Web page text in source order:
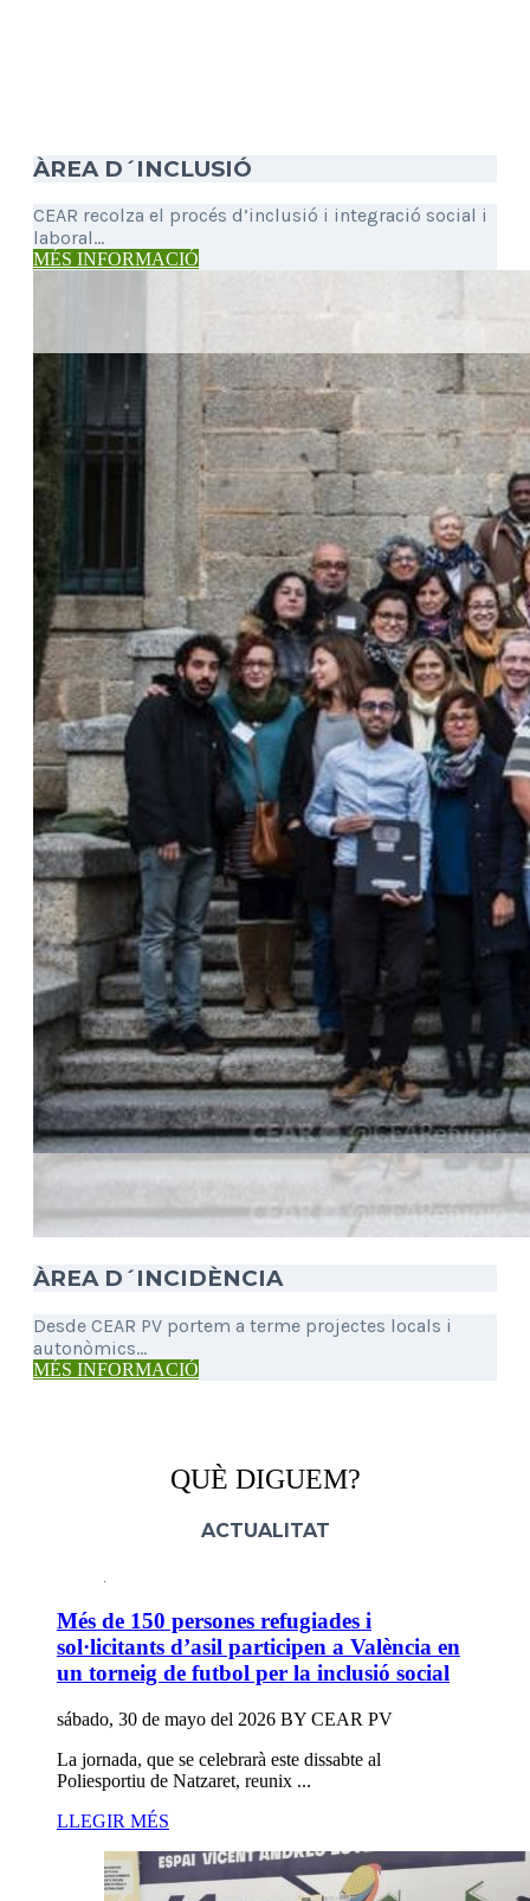
ÀREA D´INCLUSIÓ
CEAR recolza el procés d’inclusió i integració social i
laboral...
MÉS INFORMACIÓ
ÀREA D´INCIDÈNCIA
Desde CEAR PV portem a terme projectes locals i
autonòmics...
MÉS INFORMACIÓ
QUÈ DIGUEM?
ACTUALITAT
Més de 150 persones refugiades i
sol·licitants d’asil participen a València en
un torneig de futbol per la inclusió social
sábado, 30 de mayo del 2026 BY CEAR PV
La jornada, que se celebrarà este dissabte al
Poliesportiu de Natzaret, reunix ...
LLEGIR MÉS